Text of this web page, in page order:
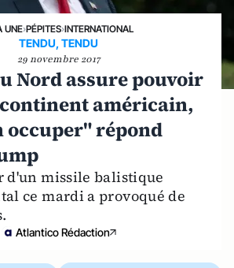
UNE›PÉPITES›INTERNATIONAL
TENDU, TENDU
29 novembre 2017
Nord assure pouvoir
américain,
occuper" répond
d'un missile balistique
ce mardi a provoqué de
Atlantico Rédaction